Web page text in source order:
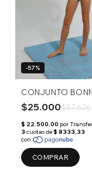
-57%
CONJUNTO
$25.000$57.676
COMPRAR